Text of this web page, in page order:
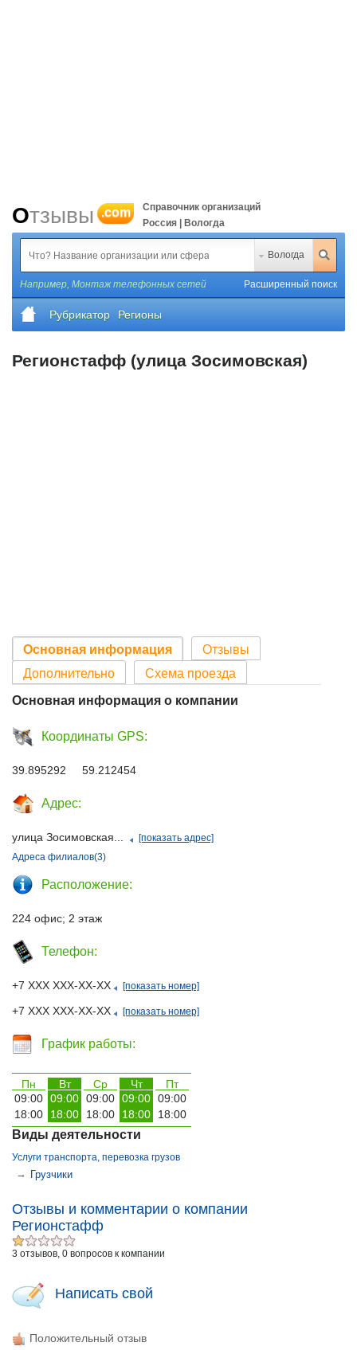
Отзывы .com
Справочник организаций
Россия | Вологда
Вологда
Например, Монтаж телефонных сетей Расширенный поиск
Рубрикатор Регионы
Регионстафф (улица Зосимовская)
Основная информация
Отзывы
Дополнительно
Схема проезда
Основная информация о компании
Координаты GPS:
39.895292 59.212454
Адрес:
улица Зосимовская...
[показать адрес]
Адреса филиалов(3)
Расположение:
224 офис; 2 этаж
Телефон:
+7 ХХХ ХХХ-ХХ-ХХ [показать номер]
+7 ХХХ ХХХ-ХХ-ХХ [показать номер]
График работы:
Пн Вт Ср Чт
Пт
09:00 09:00 09:00 09:00 09:00
18:00
18:00 18:00 18:00 18:00
Виды деятельности
Услуги транспорта, перевозка грузов
→ Грузчики
Отзывы и комментарии о компании
Регионстафф
3 отзывов, 0 вопросов к компании
Написать свой
Положительный отзыв